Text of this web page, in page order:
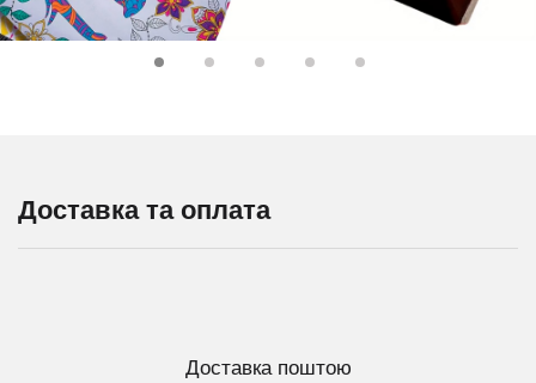
Доставка та оплата
Доставка поштою